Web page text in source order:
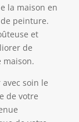
la maison en
peinture.
et
de
maison.
soin le
de votre